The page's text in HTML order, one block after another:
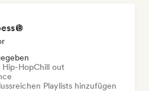
HopChill out
Playlists hinzufügen